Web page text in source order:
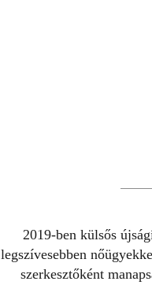
2019-ben külsős
legszívesebben
szerkesztőként